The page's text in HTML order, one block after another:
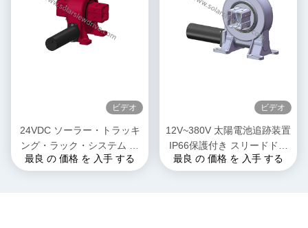
ビデオ
24VDC ソーラー・トラッキ
ング・ラック・システム シ
ングル・アクシス/デュア
最良 の 価格 を 入手 する
ビデオ
12V~380V 太陽電池追跡装置
IP66保護付き スリードドラ
イブ
最良 の 価格 を 入手 する